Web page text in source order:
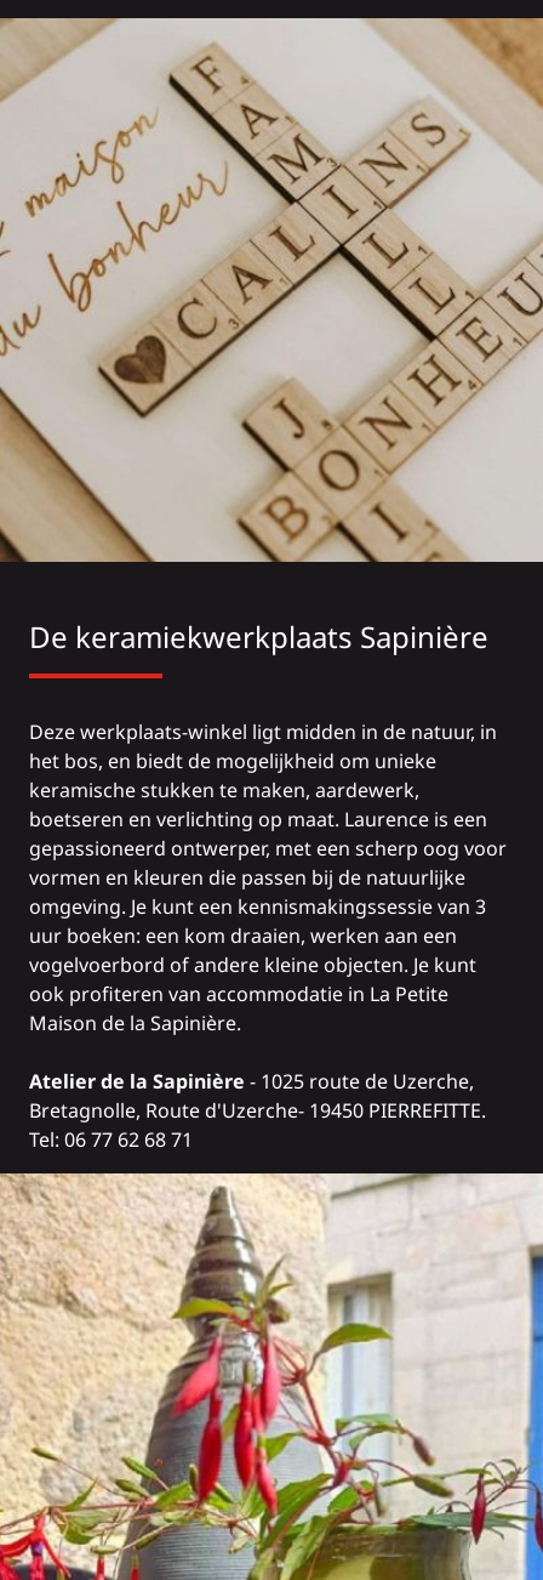
De keramiekwerkplaats Sapinière
Deze werkplaats-winkel ligt midden in de natuur, in
het bos, en biedt de mogelijkheid om unieke
keramische stukken te maken, aardewerk,
boetseren en verlichting op maat. Laurence is een
gepassioneerd ontwerper, met een scherp oog voor
vormen en kleuren die passen bij de natuurlijke
omgeving. Je kunt een kennismakingssessie van 3
uur boeken: een kom draaien, werken aan een
vogelvoerbord of andere kleine objecten. Je kunt
ook profiteren van accommodatie in La Petite
Maison de la Sapinière.
Atelier de la Sapinière - 1025 route de Uzerche,
Bretagnolle, Route d'Uzerche- 19450 PIERREFITTE.
Tel: 06 77 62 68 71